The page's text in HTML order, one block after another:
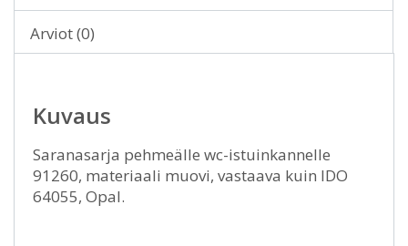
Arviot (0)
Kuvaus
Saranasarja pehmeälle wc-istuinkannelle
91260, materiaali muovi, vastaava kuin IDO
64055, Opal.